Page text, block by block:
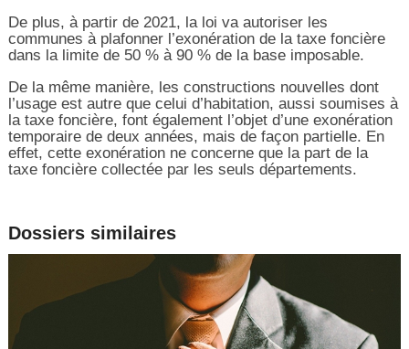
De plus, à partir de 2021, la loi va autoriser les
communes à plafonner l’exonération de la taxe foncière
dans la limite de 50 % à 90 % de la base imposable.
De la même manière, les constructions nouvelles dont
l’usage est autre que celui d’habitation, aussi soumises à
la taxe foncière, font également l’objet d’une exonération
temporaire de deux années, mais de façon partielle. En
effet, cette exonération ne concerne que la part de la
taxe foncière collectée par les seuls départements.
Dossiers similaires